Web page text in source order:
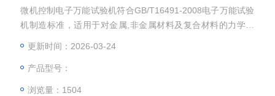
微机控制电子万能试验机符合GB/T16491-2008电子万能试验
机制造标准，适用于对金属,非金属材料及复合材料的力学性
进行试验。
更新时间：2026-03-24
产品型号：
浏览量：1504